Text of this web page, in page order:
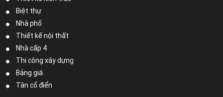
Biệt thự
Nhà phố
Thiết kế nội thất
Nhà cấp 4
Thi công xây dựng
Bảng giá
Tân cổ điển